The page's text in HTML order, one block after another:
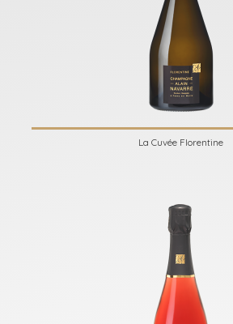
La Cuvée Florentine